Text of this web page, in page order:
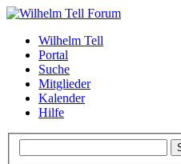
Wilhelm Tell
Portal
Suche
Mitglieder
Kalender
Hilfe